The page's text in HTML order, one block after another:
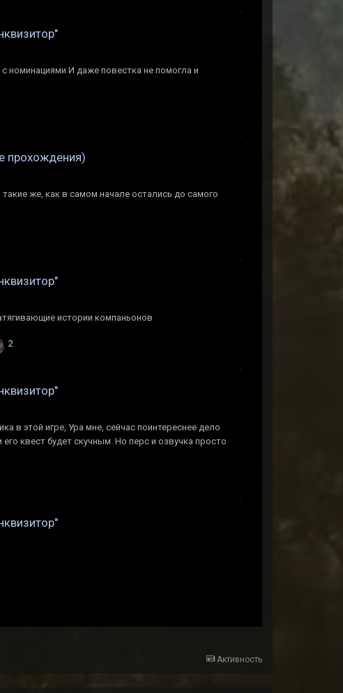
номинациями И даже повестка не помогла и
прохождения)
же, как в самом начале остались до самого
истории компаньонов
2
в этой игре, Ура мне, сейчас поинтереснее дело
квест будет скучным. Но перс и озвучка просто
Активность